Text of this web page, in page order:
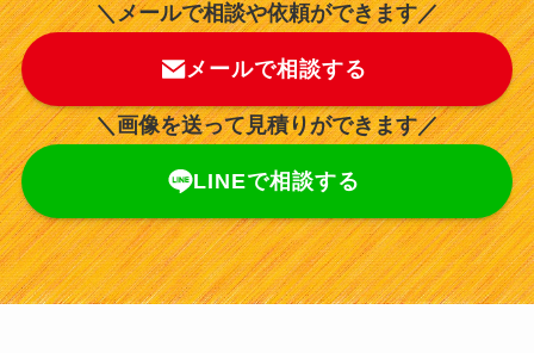
＼メールで相談や依頼ができます／
メールで相談する
＼画像を送って見積りができます／
LINEで相談する